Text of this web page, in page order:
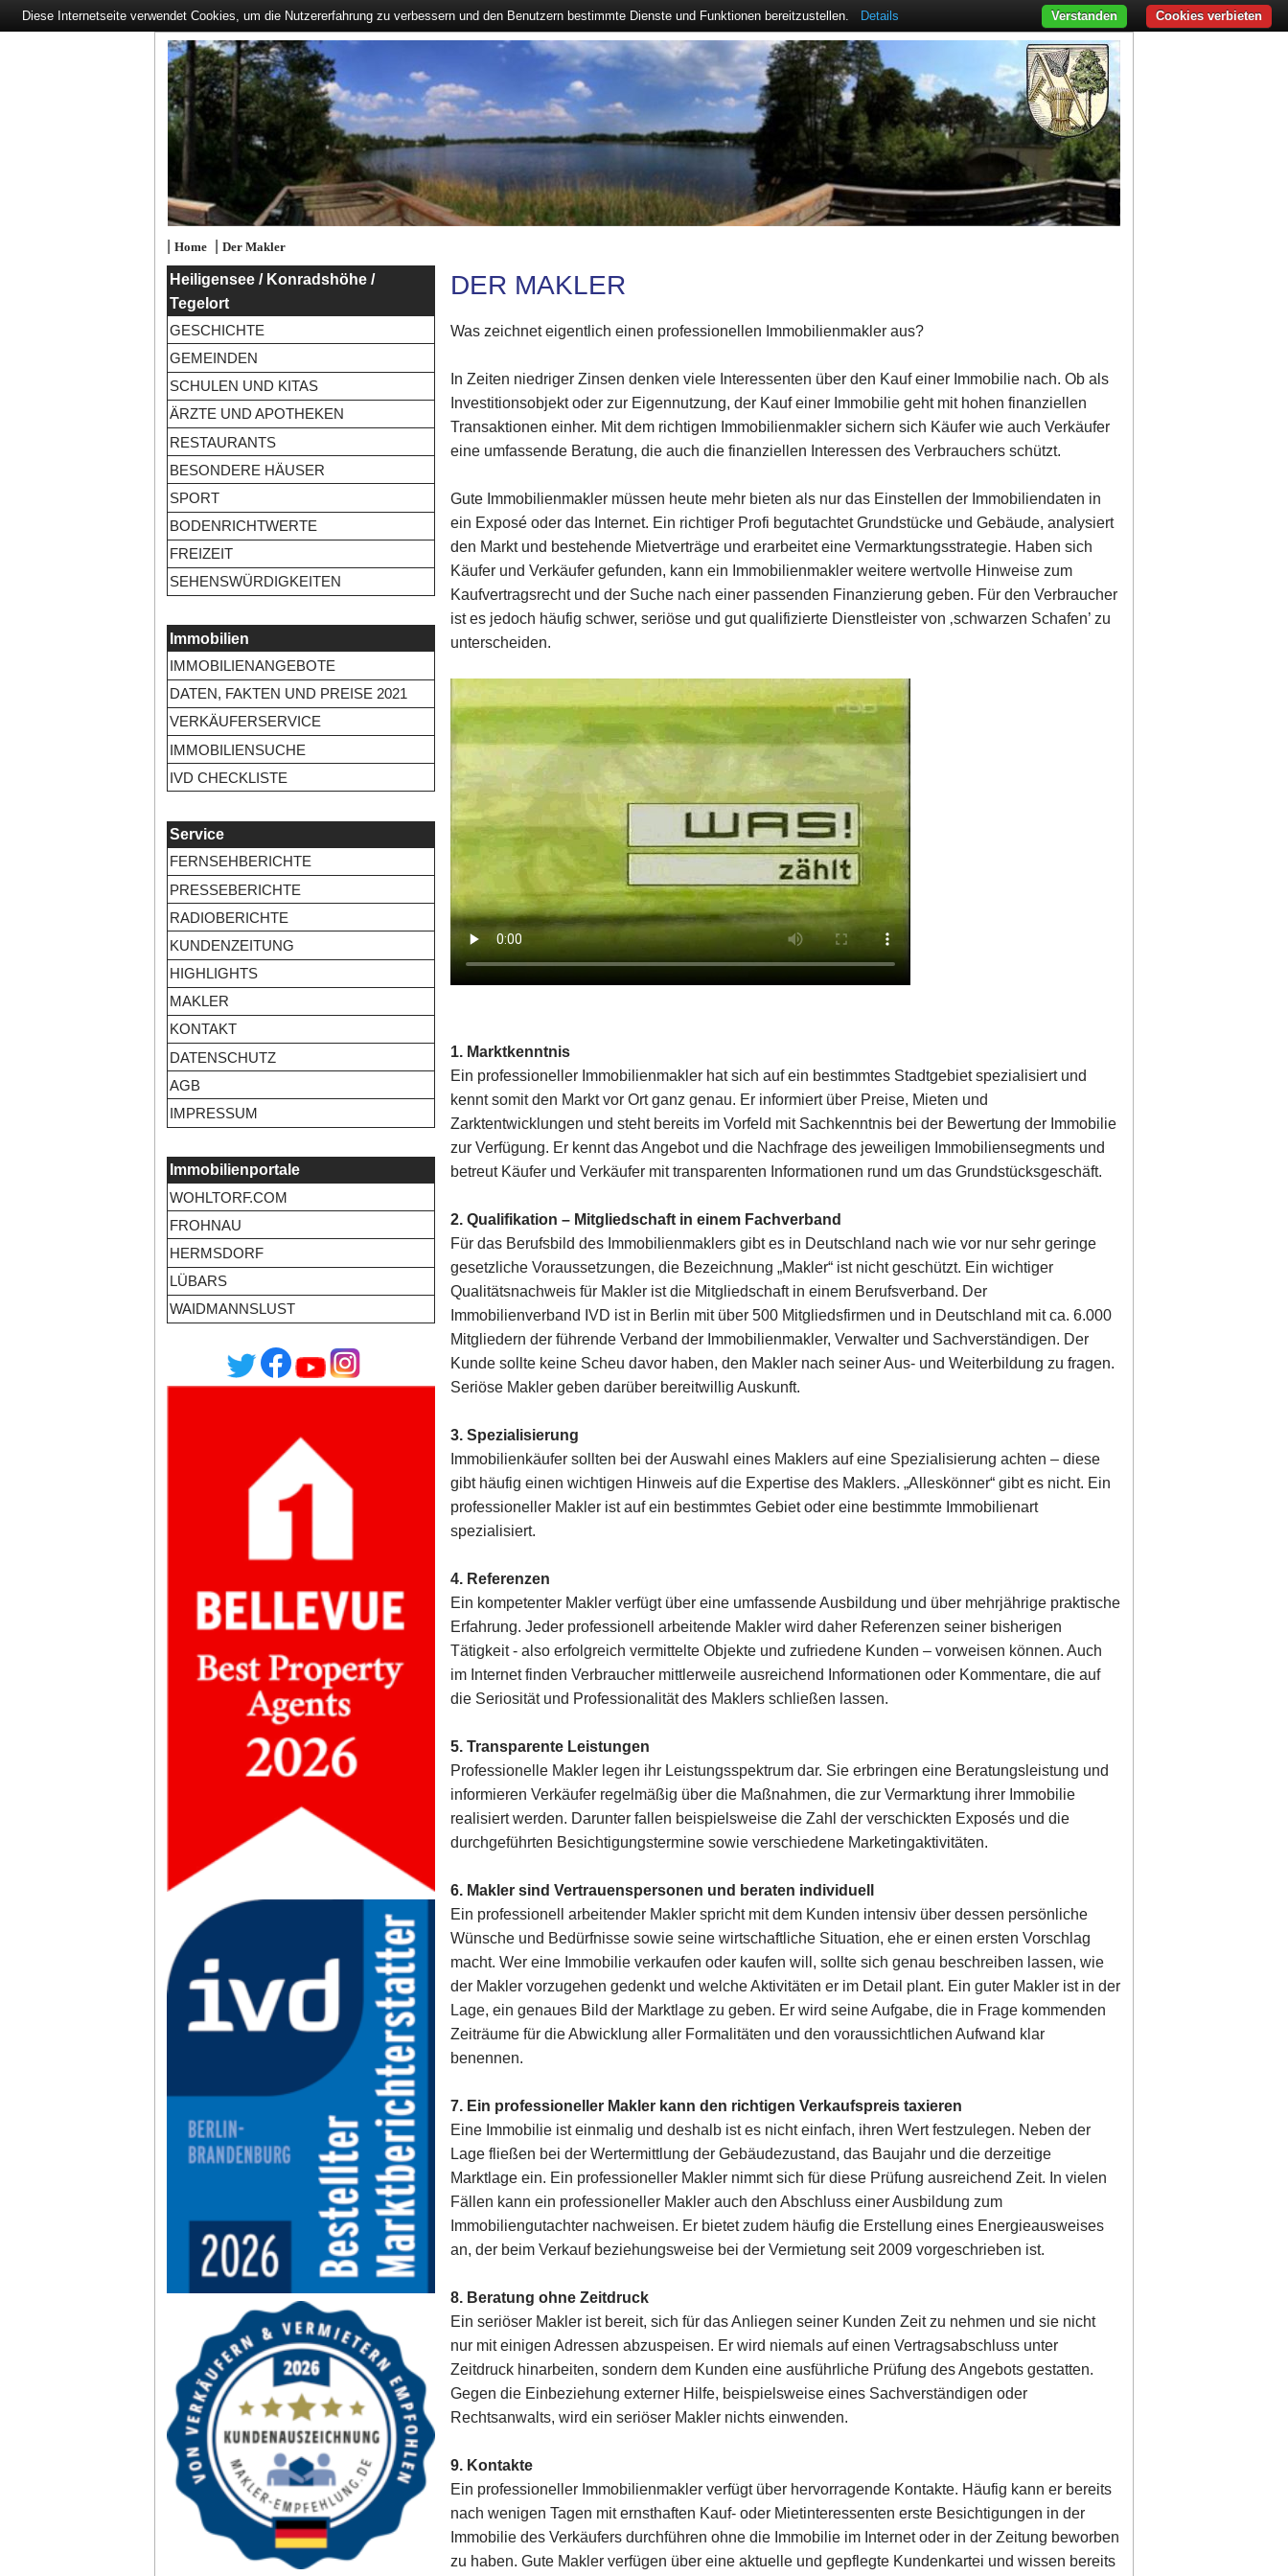
| Home| Der Makler
Heiligensee / Konradshöhe /
Tegelort
GESCHICHTE
GEMEINDEN
SCHULEN UND KITAS
ÄRZTE UND APOTHEKEN
RESTAURANTS
BESONDERE HÄUSER
SPORT
BODENRICHTWERTE
FREIZEIT
SEHENSWÜRDIGKEITEN
Immobilien
IMMOBILIENANGEBOTE
DATEN, FAKTEN UND PREISE 2021
VERKÄUFERSERVICE
IMMOBILIENSUCHE
IVD CHECKLISTE
Service
FERNSEHBERICHTE
PRESSEBERICHTE
RADIOBERICHTE
KUNDENZEITUNG
HIGHLIGHTS
MAKLER
KONTAKT
DATENSCHUTZ
AGB
IMPRESSUM
Immobilienportale
WOHLTORF.COM
FROHNAU
HERMSDORF
LÜBARS
WAIDMANNSLUST
DER MAKLER
Was zeichnet eigentlich einen professionellen Immobilienmakler aus?
In Zeiten niedriger Zinsen denken viele Interessenten über den Kauf einer Immobilie nach. Ob als
Investitionsobjekt oder zur Eigennutzung, der Kauf einer Immobilie geht mit hohen finanziellen
Transaktionen einher. Mit dem richtigen Immobilienmakler sichern sich Käufer wie auch Verkäufer
eine umfassende Beratung, die auch die finanziellen Interessen des Verbrauchers schützt.
Gute Immobilienmakler müssen heute mehr bieten als nur das Einstellen der Immobiliendaten in
ein Exposé oder das Internet. Ein richtiger Profi begutachtet Grundstücke und Gebäude, analysiert
den Markt und bestehende Mietverträge und erarbeitet eine Vermarktungsstrategie. Haben sich
Käufer und Verkäufer gefunden, kann ein Immobilienmakler weitere wertvolle Hinweise zum
Kaufvertragsrecht und der Suche nach einer passenden Finanzierung geben. Für den Verbraucher
ist es jedoch häufig schwer, seriöse und gut qualifizierte Dienstleister von ‚schwarzen Schafen’ zu
unterscheiden.
1. Marktkenntnis
Ein professioneller Immobilienmakler hat sich auf ein bestimmtes Stadtgebiet spezialisiert und
kennt somit den Markt vor Ort ganz genau. Er informiert über Preise, Mieten und
Zarktentwicklungen und steht bereits im Vorfeld mit Sachkenntnis bei der Bewertung der Immobilie
zur Verfügung. Er kennt das Angebot und die Nachfrage des jeweiligen Immobiliensegments und
betreut Käufer und Verkäufer mit transparenten Informationen rund um das Grundstücksgeschäft.
2. Qualifikation – Mitgliedschaft in einem Fachverband
Für das Berufsbild des Immobilienmaklers gibt es in Deutschland nach wie vor nur sehr geringe
gesetzliche Voraussetzungen, die Bezeichnung „Makler“ ist nicht geschützt. Ein wichtiger
Qualitätsnachweis für Makler ist die Mitgliedschaft in einem Berufsverband. Der
Immobilienverband IVD ist in Berlin mit über 500 Mitgliedsfirmen und in Deutschland mit ca. 6.000
Mitgliedern der führende Verband der Immobilienmakler, Verwalter und Sachverständigen. Der
Kunde sollte keine Scheu davor haben, den Makler nach seiner Aus- und Weiterbildung zu fragen.
Seriöse Makler geben darüber bereitwillig Auskunft.
3. Spezialisierung
Immobilienkäufer sollten bei der Auswahl eines Maklers auf eine Spezialisierung achten – diese
gibt häufig einen wichtigen Hinweis auf die Expertise des Maklers. „Alleskönner“ gibt es nicht. Ein
professioneller Makler ist auf ein bestimmtes Gebiet oder eine bestimmte Immobilienart
spezialisiert.
4. Referenzen
Ein kompetenter Makler verfügt über eine umfassende Ausbildung und über mehrjährige praktische
Erfahrung. Jeder professionell arbeitende Makler wird daher Referenzen seiner bisherigen
Tätigkeit - also erfolgreich vermittelte Objekte und zufriedene Kunden – vorweisen können. Auch
im Internet finden Verbraucher mittlerweile ausreichend Informationen oder Kommentare, die auf
die Seriosität und Professionalität des Maklers schließen lassen.
5. Transparente Leistungen
Professionelle Makler legen ihr Leistungsspektrum dar. Sie erbringen eine Beratungsleistung und
informieren Verkäufer regelmäßig über die Maßnahmen, die zur Vermarktung ihrer Immobilie
realisiert werden. Darunter fallen beispielsweise die Zahl der verschickten Exposés und die
durchgeführten Besichtigungstermine sowie verschiedene Marketingaktivitäten.
6. Makler sind Vertrauenspersonen und beraten individuell
Ein professionell arbeitender Makler spricht mit dem Kunden intensiv über dessen persönliche
Wünsche und Bedürfnisse sowie seine wirtschaftliche Situation, ehe er einen ersten Vorschlag
macht. Wer eine Immobilie verkaufen oder kaufen will, sollte sich genau beschreiben lassen, wie
der Makler vorzugehen gedenkt und welche Aktivitäten er im Detail plant. Ein guter Makler ist in der
Lage, ein genaues Bild der Marktlage zu geben. Er wird seine Aufgabe, die in Frage kommenden
Zeiträume für die Abwicklung aller Formalitäten und den voraussichtlichen Aufwand klar
benennen.
7. Ein professioneller Makler kann den richtigen Verkaufspreis taxieren
Eine Immobilie ist einmalig und deshalb ist es nicht einfach, ihren Wert festzulegen. Neben der
Lage fließen bei der Wertermittlung der Gebäudezustand, das Baujahr und die derzeitige
Marktlage ein. Ein professioneller Makler nimmt sich für diese Prüfung ausreichend Zeit. In vielen
Fällen kann ein professioneller Makler auch den Abschluss einer Ausbildung zum
Immobiliengutachter nachweisen. Er bietet zudem häufig die Erstellung eines Energieausweises
an, der beim Verkauf beziehungsweise bei der Vermietung seit 2009 vorgeschrieben ist.
8. Beratung ohne Zeitdruck
Ein seriöser Makler ist bereit, sich für das Anliegen seiner Kunden Zeit zu nehmen und sie nicht
nur mit einigen Adressen abzuspeisen. Er wird niemals auf einen Vertragsabschluss unter
Zeitdruck hinarbeiten, sondern dem Kunden eine ausführliche Prüfung des Angebots gestatten.
Gegen die Einbeziehung externer Hilfe, beispielsweise eines Sachverständigen oder
Rechtsanwalts, wird ein seriöser Makler nichts einwenden.
9. Kontakte
Ein professioneller Immobilienmakler verfügt über hervorragende Kontakte. Häufig kann er bereits
nach wenigen Tagen mit ernsthaften Kauf- oder Mietinteressenten erste Besichtigungen in der
Immobilie des Verkäufers durchführen ohne die Immobilie im Internet oder in der Zeitung beworben
zu haben. Gute Makler verfügen über eine aktuelle und gepflegte Kundenkartei und wissen bereits
Diese Internetseite verwendet Cookies, um die Nutzererfahrung zu verbessern und den Benutzern bestimmte Dienste und Funktionen bereitzustellen. Details Cookies verbieten
Verstanden